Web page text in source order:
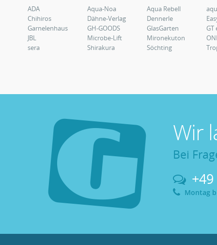
ADA Aqua-Noa Aqua Rebell
Chihiros
Dähne-Verlag Dennerle
Garnelenhaus
GH-GOODS GlasGarten
GT
JBL
Microbe-Lift Mironekuton
sera
Shirakura Söchting
Wir
Bei
Montag